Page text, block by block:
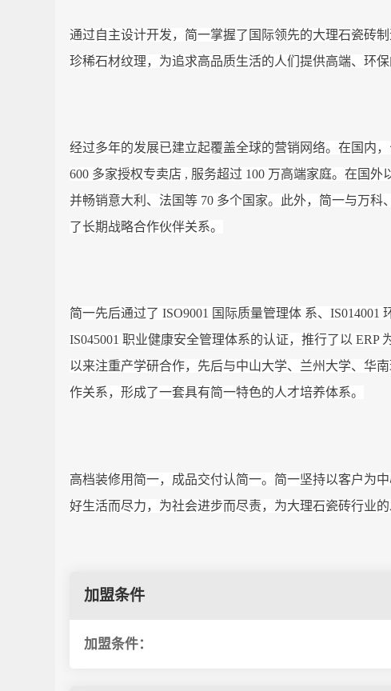
通过自主设计开发，简一掌握了国际领先的大理石瓷砖
珍稀石材纹理，为追求高品质生活的人们提供高端、环保
经过多年的发展已建立起覆盖全球的营销网络。在国内
600 多家授权专卖店 , 服务超过 100 万高端家庭。在国
并畅销意大利、法国等 70 多个国家。此外，简一与万
了长期战略合作伙伴关系。
简一先后通过了 ISO9001 国际质量管理体 系、IS014001
IS045001 职业健康安全管理体系的认证，推行了以
以来注重产学研合作，先后与中山大学、兰州大学、华
作关系，形成了一套具有简一特色的人才培养体系。
高档装修用简一，成品交付认简一。简一坚持以客户为
好生活而尽力，为社会进步而尽责，为大理石瓷砖行业
加盟条件
加盟条件：